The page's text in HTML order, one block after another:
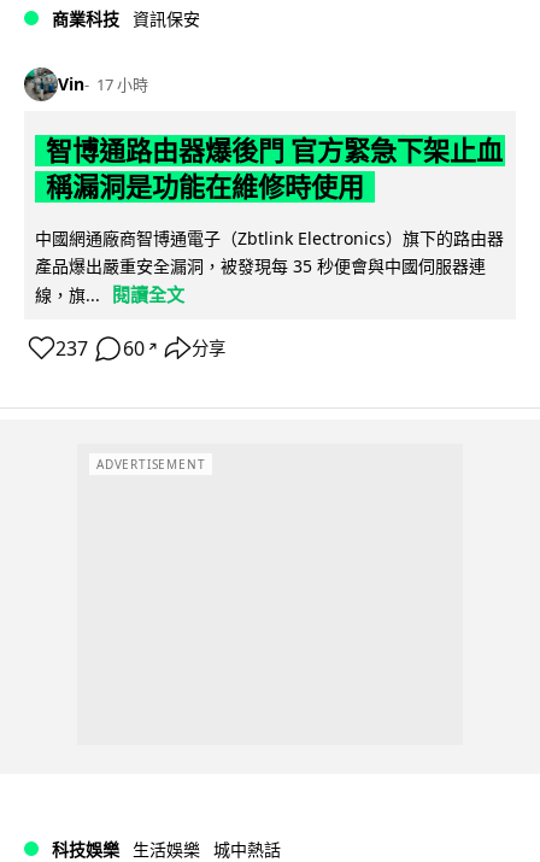
商業科技 資訊保安
Vin 17 小時
智博通路由器爆後門 官方緊急下架止血
稱漏洞是功能在維修時使用
中國網通廠商智博通電子（Zbtlink Electronics）旗下的路由器
產品爆出嚴重安全漏洞，被發現每 35 秒便會與中國伺服器連
線，旗...
閱讀全文
237 60 ↗ 分享
ADVERTISEMENT
科技娛樂 生活娛樂 城中熱話